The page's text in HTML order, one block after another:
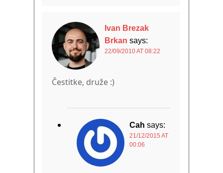
Ivan Brezak
Brkan says:
22/09/2010 AT 08:22
Čestitke, druže :)
Cah says:
21/12/2015 AT
00:06